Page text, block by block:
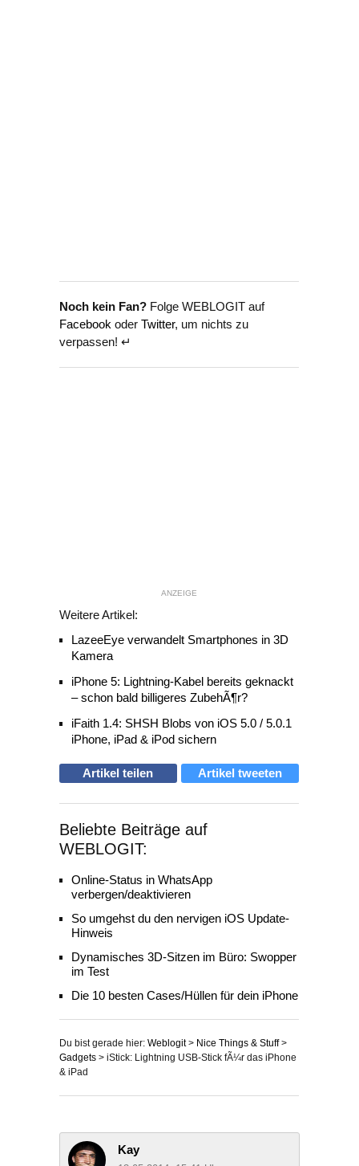
Noch kein Fan? Folge WEBLOGIT auf
Facebook oder Twitter, um nichts zu
verpassen! ↵
ANZEIGE
Weitere Artikel:
LazeeEye verwandelt Smartphones in 3D
Kamera
iPhone 5: Lightning-Kabel bereits geknackt
– schon bald billigeres ZubehÃ¶r?
iFaith 1.4: SHSH Blobs von iOS 5.0 / 5.0.1
iPhone, iPad & iPod sichern
Artikel teilen Artikel tweeten
Beliebte Beiträge auf
WEBLOGIT:
Online-Status in WhatsApp
verbergen/deaktivieren
So umgehst du den nervigen iOS Update-
Hinweis
Dynamisches 3D-Sitzen im Büro: Swopper
im Test
Die 10 besten Cases/Hüllen für dein iPhone
Du bist gerade hier: Weblogit> Nice Things & Stuff>
Gadgets > iStick: Lightning USB-Stick fÃ¼r das iPhone
& iPad
Kay